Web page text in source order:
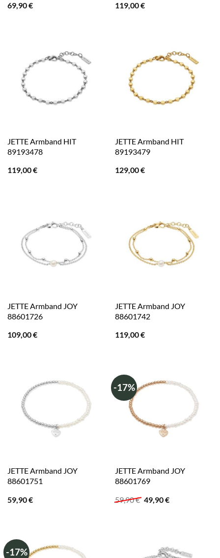
69,90€
119,00€
JETTE Armband HIT
89193478
119,00€
JETTE Armband HIT
89193479
129,00€
JETTE Armband JOY
88601726
109,00€
JETTE Armband JOY
88601742
119,00€
JETTE Armband JOY
88601751
59,90€
-17%
JETTE Armband JOY
88601769
59,90€ Ursprünglicher
Preis
49,90€Aktueller
-17%